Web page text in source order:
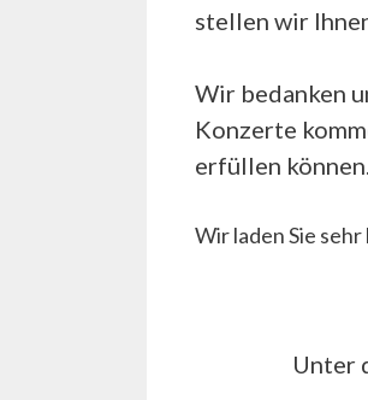
stellen wir
Wir bedanken
Konzerte
erfüllen
Wir laden Sie
Unter